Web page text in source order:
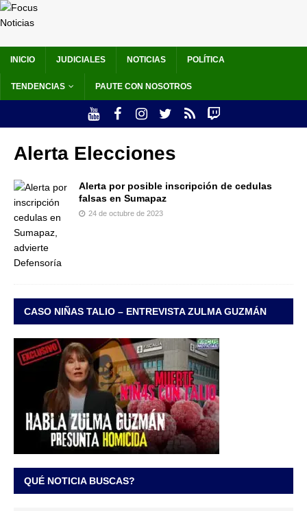
INICIO JUDICIALES NOTICIAS POLÍTICA
TENDENCIAS PAUTE CON NOSOTROS
Alerta Elecciones
Alerta por posible inscripción de cedulas
falsas en Sumapaz
24 de octubre de 2023
CASO NIÑAS TALIO – ENTREVISTA ZULMA GUZMÁN
QUÉ NOTICIA BUSCAS?